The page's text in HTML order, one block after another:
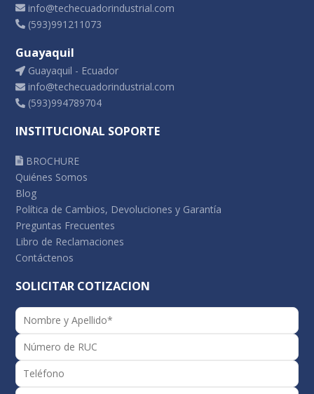
info@techecuadorindustrial.com
(593)991211073
Guayaquil
Guayaquil - Ecuador
info@techecuadorindustrial.com
(593)994789704
INSTITUCIONAL SOPORTE
BROCHURE
Quiénes Somos
Blog
Política de Cambios, Devoluciones y Garantía
Preguntas Frecuentes
Libro de Reclamaciones
Contáctenos
SOLICITAR COTIZACION